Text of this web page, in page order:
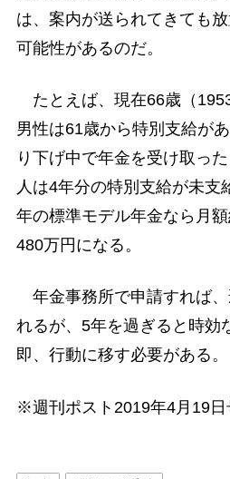
は、案内が送られてきても
可能性があるのだ。
たとえば、現在66歳（
男性は61歳から特別支給が
り下げ中で年金を受け取っ
人は4年分の特別支給が未支
年の標準モデル年金なら月
480万円になる。
年金事務所で申請すれば
れるが、5年を過ぎると時効
即、行動に移す必要がある。
※週刊ポスト2019年4月19日